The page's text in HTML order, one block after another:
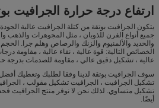
ارتفاع درجة حرارة الجرافيت
يتكون الجرافيت بوتقة من كتلة الجرافيت عالية
جميع أنواع الفرن للذوبان ، مثل المجوهرات والذهب
والحديد والألمنيوم والزنك والرصاص وهلم جرا. الحجم
الخصائص التالية: قوة عالية ، نقاء عالية ، مقاومة
عالية ، تشكيل دقيق عالي ، مقاومة للصدمات بدرجة
سوف الجرافيت بوتقة لدينا وفقا لطلبك وتعطيك أفضل
تشكيل الجرافيت ، الجرافيت تشكيل مقولب ،
تشكيل متساوي. لذلك نحن لا نوفر منتج الجرافيت
أيضًا.